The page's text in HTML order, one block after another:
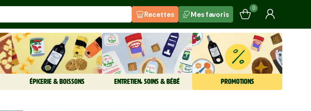
Recettes Mes favoris
0
ÉPICERIE & BOISSONS ENTRETIEN, SOINS & BÉBÉ PROMOTIONS